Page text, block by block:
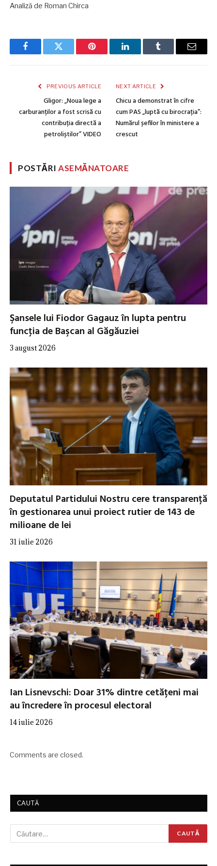
Analiză de Roman Chirca
FacebookTwitter Pinterest LinkedInTumblr Email
PREVIOUS ARTICLE
Gligor: „Noua lege a
carburanților a fost scrisă cu
contribuția directă a
petroliștilor” VIDEO
NEXT ARTICLE
Chicu a demonstrat în cifre
cum PAS „luptă cu birocrația”:
Numărul șefilor în ministere a
crescut
POSTĂRIASEMĂNATOARE
Şansele lui Fiodor Gagauz în lupta pentru
funcţia de Başcan al Găgăuziei
3 august 2026
Deputatul Partidului Nostru cere transparență
în gestionarea unui proiect rutier de 143 de
milioane de lei
31 iulie 2026
Ian Lisnevschi: Doar 31% dintre cetățeni mai
au încredere în procesul electoral
14 iulie 2026
Comments are closed.
CAUTĂ